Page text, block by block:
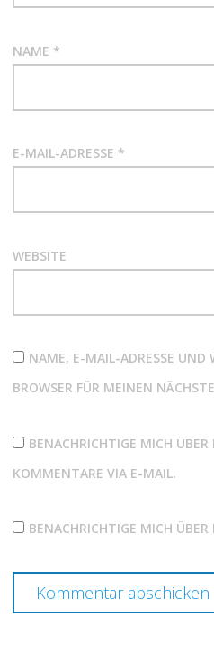
NAME *
E-MAIL-ADRESSE *
WEBSITE
NAME, E-MAIL-ADRESSE UND
BROWSER FÜR MEINEN
BENACHRICHTIGE MICH ÜBER
KOMMENTARE VIA E-MAIL.
BENACHRICHTIGE MICH